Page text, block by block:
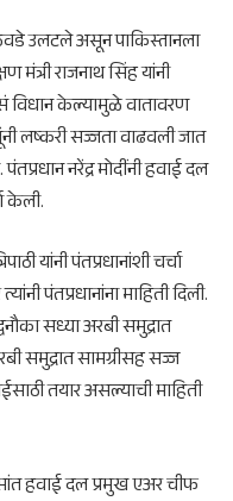
उलटले असून पाकिस्तानला
राजनाथ सिंह यांनी
विधान केल्यामुळे वातावरण
लष्करी सज्जता वाढवली जात
नरेंद्र मोदींनी हवाई दल
केली.
यांनी पंतप्रधानांशी चर्चा
पंतप्रधानांना माहिती दिली.
सध्या अरबी समुद्रात
समुद्रात सामग्रीसह सज्ज
तयार असल्याची माहिती
हवाई दल प्रमुख एअर चीफ